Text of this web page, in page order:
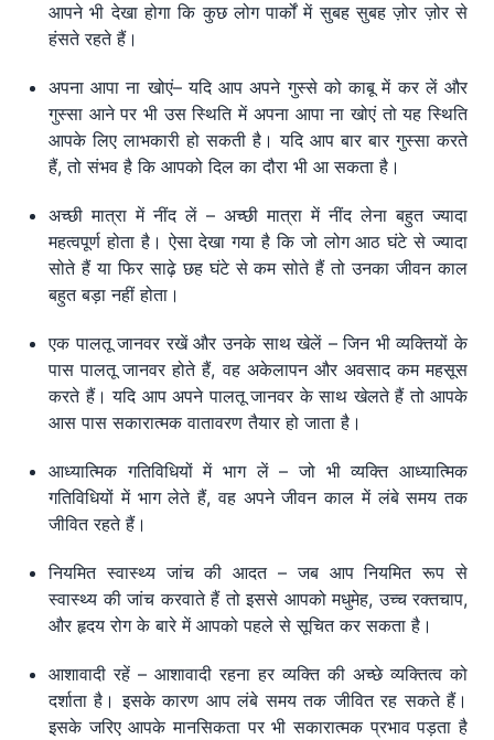
आपने भी देखा होगा कि कुछ लोग पार्कों में सुबह सुबह ज़ोर ज़ोर से
हंसते रहते हैं।
अपना आपा ना खोएं– यदि आप अपने गुस्से को काबू में कर लें और
गुस्सा आने पर भी उस स्थिति में अपना आपा ना खोएं तो यह स्थिति
आपके लिए लाभकारी हो सकती है। यदि आप बार बार गुस्सा करते
हैं, तो संभव है कि आपको दिल का दौरा भी आ सकता है।
अच्छी मात्रा में नींद लें – अच्छी मात्रा में नींद लेना बहुत ज्यादा
महत्वपूर्ण होता है। ऐसा देखा गया है कि जो लोग आठ घंटे से ज्यादा
सोते हैं या फिर साढ़े छह घंटे से कम सोते हैं तो उनका जीवन काल
बहुत बड़ा नहीं होता।
एक पालतू जानवर रखें और उनके साथ खेलें – जिन भी व्यक्तियों के
पास पालतू जानवर होते हैं, वह अकेलापन और अवसाद कम महसूस
करते हैं। यदि आप अपने पालतू जानवर के साथ खेलते हैं तो आपके
आस पास सकारात्मक वातावरण तैयार हो जाता है।
आध्यात्मिक गतिविधियों में भाग लें – जो भी व्यक्ति आध्यात्मिक
गतिविधियों में भाग लेते हैं, वह अपने जीवन काल में लंबे समय तक
जीवित रहते हैं।
नियमित स्वास्थ्य जांच की आदत – जब आप नियमित रूप से
स्वास्थ्य की जांच करवाते हैं तो इससे आपको मधुमेह, उच्च रक्तचाप,
और हृदय रोग के बारे में आपको पहले से सूचित कर सकता है।
आशावादी रहें – आशावादी रहना हर व्यक्ति की अच्छे व्यक्तित्व को
दर्शाता है। इसके कारण आप लंबे समय तक जीवित रह सकते हैं।
इसके जरिए आपके मानसिकता पर भी सकारात्मक प्रभाव पड़ता है